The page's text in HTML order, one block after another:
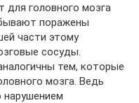
головного мозга
поражены
части этому
сосуды.
тем, которые
мозга. Ведь
нарушением